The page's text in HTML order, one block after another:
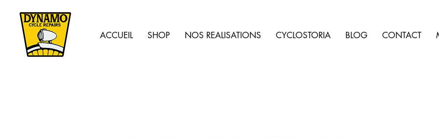
ACCUEIL SHOP NOS REALISATIONS CYCLOSTORIA BLOG CONTACT